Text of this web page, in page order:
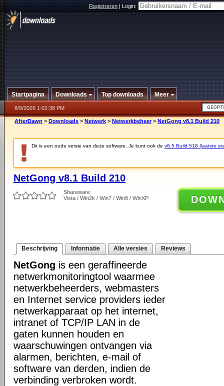
Registreren|Login:
Startpagina Downloads Top downloads Meer
8/9/2026 1:01:38 PM
AfterDawn > Downloads > Netwerk > Netwerkbeheer > NetGong v8.1 Build 210
Dit is een oude versie van deze software. Je kunt ook de v8.5 Build 518 (laatste
NetGong v8.1 Build 210
Shareware
Vista / Win2k / Win7 / Win8 / WinXP
Beschrijving Informatie Alle versies Reviews
NetGong is een geraffineerde
netwerkmonitoringtool waarmee
netwerkbeheerders, webmasters
en Internet service providers ieder
netwerkapparaat op het internet,
intranet of TCP/IP LAN in de
gaten kunnen houden en
waarschuwingen ontvangen via
alarmen, berichten, e-mail of
software van derden, indien de
verbinding verbroken wordt.